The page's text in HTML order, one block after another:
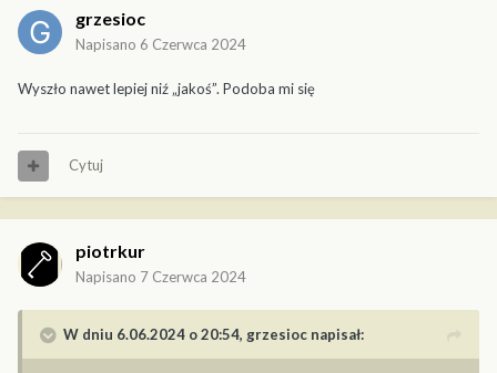
grzesioc
Napisano 6 Czerwca 2024
Wyszło nawet lepiej niź „jakoś”. Podoba mi się
Cytuj
piotrkur
Napisano 7 Czerwca 2024
W dniu 6.06.2024 o 20:54, grzesioc napisał: